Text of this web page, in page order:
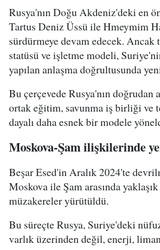
Rusya'nın Doğu Akdeniz'deki en
Tartus Deniz Üssü ile Hmeymim
sürdürmeye devam edecek.
statüsü ve işletme modeli,
yapılan anlaşma doğrultusunda
Bu çerçevede Rusya'nın
ortak eğitim, savunma iş birliği ve
dayalı daha esnek bir modele
Moskova-Şam ilişkilerinde
Beşar Esed'in Aralık 2024'te
Moskova ile Şam arasında
müzakereler yürütüldü.
Bu süreçte Rusya, Suriye'deki
varlık üzerinden değil, enerji,